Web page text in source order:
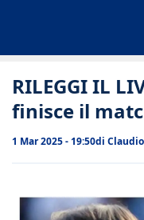
RILEGGI IL
finisce il
1 Mar 2025 - 19:50di